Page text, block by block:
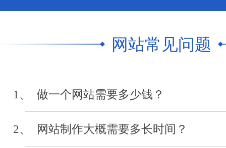
网站制作
2019-04
网站常见问题
1、 做一个网站需要多少钱？
2、 网站制作大概需要多长时间？